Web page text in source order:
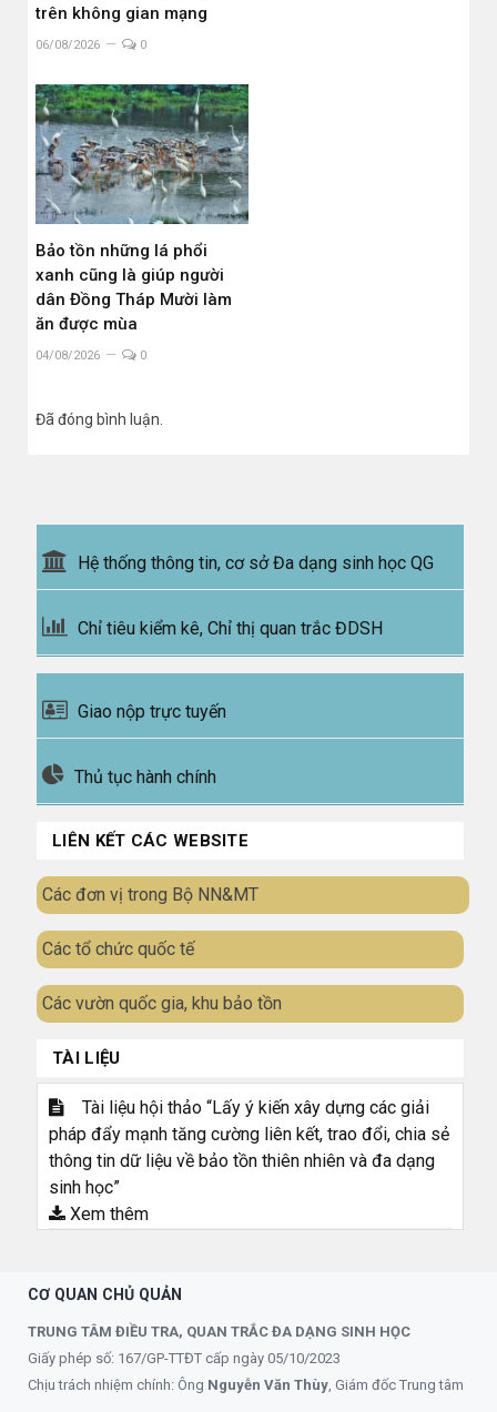
trên không gian mạng
06/08/2026 0
Bảo tồn những lá phổi
xanh cũng là giúp người
dân Đồng Tháp Mười làm
ăn được mùa
04/08/2026 0
Đã đóng bình luận.
Hệ thống thông tin, cơ sở Đa dạng sinh học QG
Chỉ tiêu kiểm kê, Chỉ thị quan trắc ĐDSH
Giao nộp trực tuyến
Thủ tục hành chính
LIÊN KẾT CÁC WEBSITE
Các đơn vị trong Bộ NN&MT
Các tổ chức quốc tế
Các vườn quốc gia, khu bảo tồn
TÀI LIỆU
Tài liệu hội thảo “Lấy ý kiến xây dựng các giải
pháp đẩy mạnh tăng cường liên kết, trao đổi, chia sẻ
thông tin dữ liệu về bảo tồn thiên nhiên và đa dạng
sinh học”
Xem thêm
CƠ QUAN CHỦ QUẢN
TRUNG TÂM ĐIỀU TRA, QUAN TRẮC ĐA DẠNG SINH HỌC
Giấy phép số: 167/GP-TTĐT cấp ngày 05/10/2023
Chịu trách nhiệm chính: Ông Nguyễn Văn Thùy , Giám đốc Trung tâm